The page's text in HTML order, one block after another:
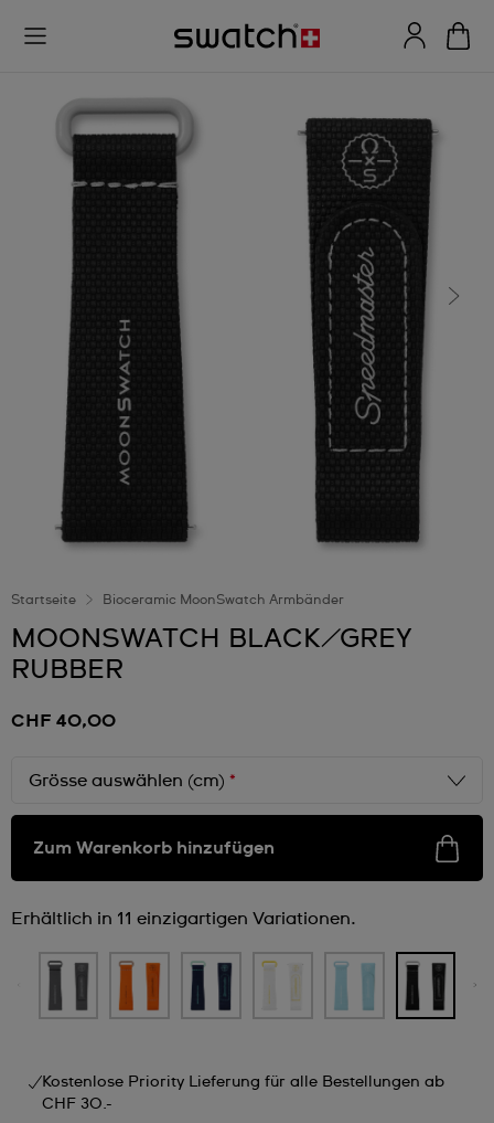
Startseite Bioceramic MoonSwatch Armbänder
MOONSWATCH BLACK/GREY
RUBBER
CHF 40,00
Grösse auswählen (cm) *
Zum Warenkorb hinzufügen
Erhältlich in 11 einzigartigen Variationen.
Kostenlose Priority Lieferung für alle Bestellungen ab
CHF 30.-